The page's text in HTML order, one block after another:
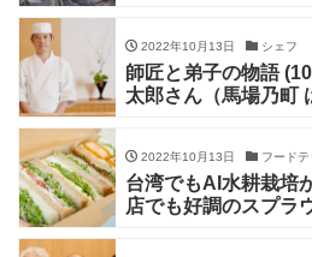
2022年10月13日 シェフ
師匠と弟子の物語
太郎さん（馬場乃町
2022年10月13日 フードテ
台湾でもAI水耕栽培
店でも好調のスプラ